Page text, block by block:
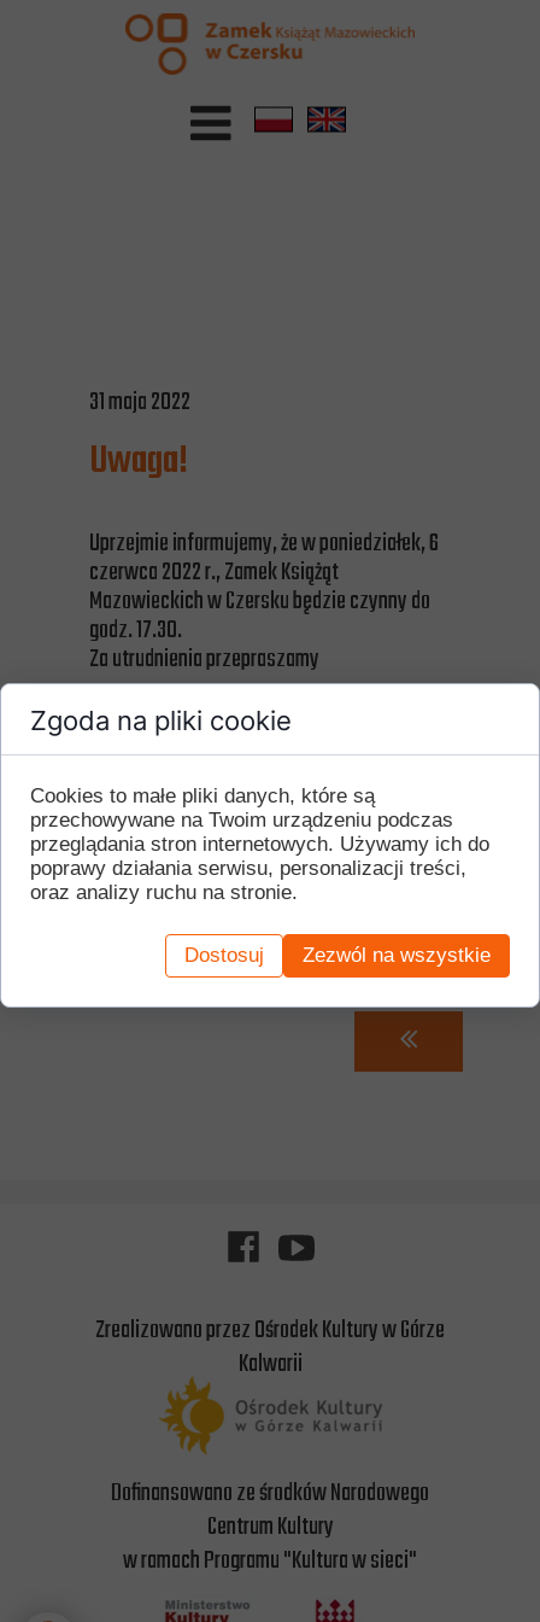
31 maja 2022
Uwaga!
Uprzejmie informujemy, że w poniedziałek, 6
czerwca 2022 r., Zamek Książąt
Mazowieckich w Czersku będzie czynny do
godz. 17.30.
Za utrudnienia przepraszamy
Zrealizowano przez Ośrodek Kultury w Górze
Kalwarii
Dofinansowano ze środków Narodowego
Centrum Kultury
w ramach Programu "Kultura w sieci"
Zgoda na pliki cookie
Cookies to małe pliki danych, które są
przechowywane na Twoim urządzeniu podczas
przeglądania stron internetowych. Używamy ich do
poprawy działania serwisu, personalizacji treści,
oraz analizy ruchu na stronie.
Dostosuj Zezwól na wszystkie